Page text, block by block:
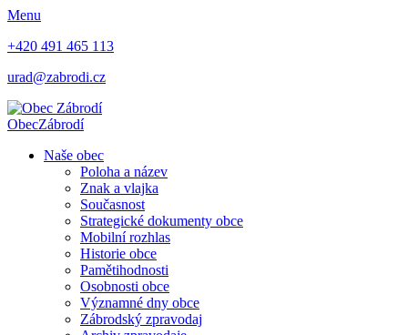
Menu
+420 491 465 113
urad@zabrodi.cz
ObecZábrodí
Naše obec
Poloha a název
Znak a vlajka
Současnost
Strategické dokumenty obce
Mobilní rozhlas
Historie obce
Pamětihodnosti
Osobnosti obce
Významné dny obce
Zábrodský zpravodaj